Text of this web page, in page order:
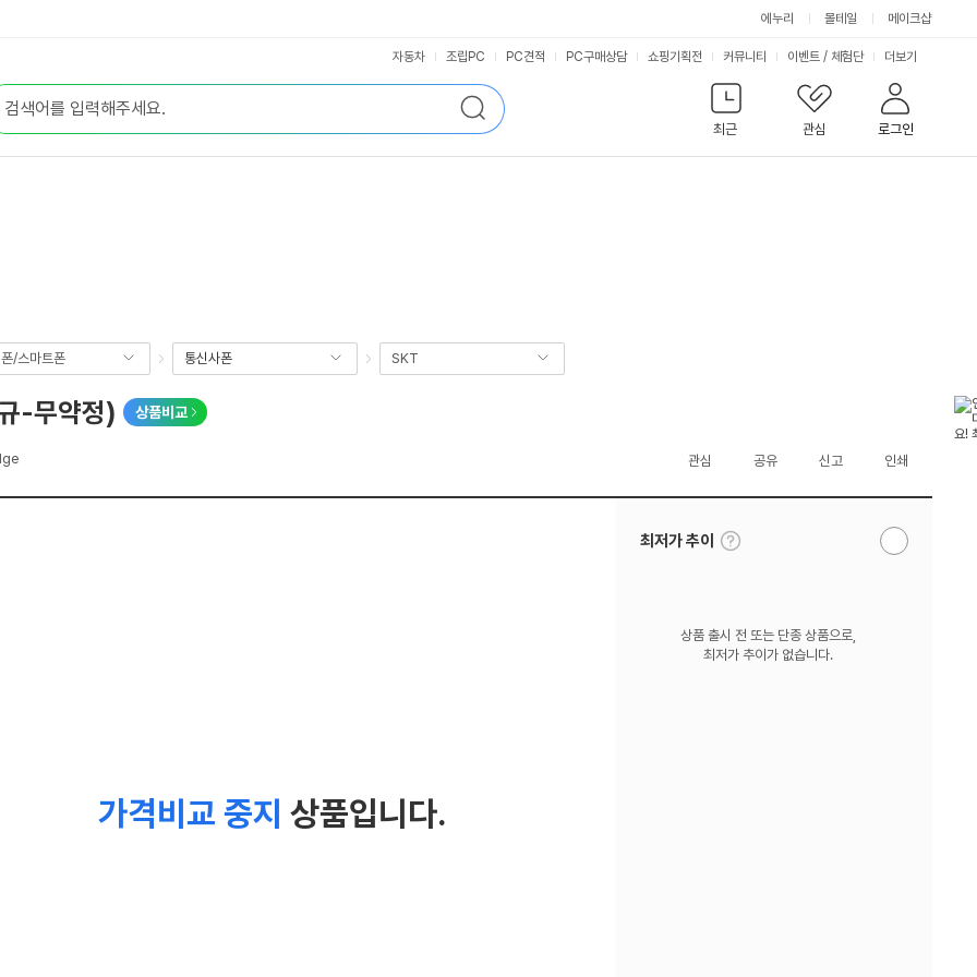
에누리 몰테일 메이크샵
검
색
최근
관심 로그인
자동차 조립PC PC견적 PC구매상담 쇼핑기획전 커뮤니티 이벤트 / 체험단 서
비
스
더보기
/스마트폰 통신사폰 SKT
-무약정) 상품비교
관심 공유 신고 인쇄
가격비교 중지 상품입니다.
최저가 추이
툴
팁
알
상품 출시 전 또는 단종 상품으로,
최저가 추이가 없습니다.